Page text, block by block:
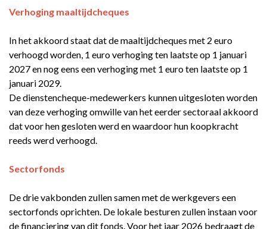
Verhoging maaltijdcheques
In het akkoord staat dat de maaltijdcheques met 2 euro
verhoogd worden, 1 euro verhoging ten laatste op 1 januari
2027 en nog eens een verhoging met 1 euro ten laatste op 1
januari 2029.
De dienstencheque-medewerkers kunnen uitgesloten worden
van deze verhoging omwille van het eerder sectoraal akkoord
dat voor hen gesloten werd en waardoor hun koopkracht
reeds werd verhoogd.
Sectorfonds
De drie vakbonden zullen samen met de werkgevers een
sectorfonds oprichten. De lokale besturen zullen instaan voor
de financiering van dit fonds. Voor het jaar 2026 bedraagt de